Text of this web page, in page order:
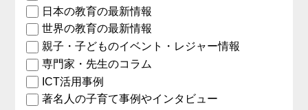
日本の教育の最新情報
世界の教育の最新情報
親子・子どものイベント・レジャー情報
専門家・先生のコラム
ICT活用事例
著名人の子育て事例やインタビュー